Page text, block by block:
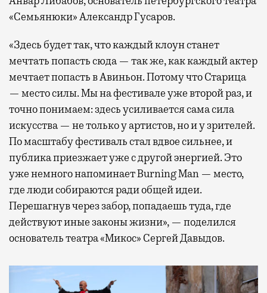
«Семьянюки» Александр Гусаров.
«Здесь будет так, что каждый клоун станет
мечтать попасть сюда — так же, как каждый актер
мечтает попасть в Авиньон. Потому что Старица
— место силы. Мы на фестивале уже второй раз, и
точно понимаем: здесь усиливается сама сила
искусства — не только у артистов, но и у зрителей.
По масштабу фестиваль стал вдвое сильнее, и
публика приезжает уже с другой энергией. Это
уже немного напоминает Burning Man — место,
где люди собираются ради общей идеи.
Перешагнув через забор, попадаешь туда, где
действуют иные законы жизни», — поделился
основатель театра «Микос» Сергей Давыдов.